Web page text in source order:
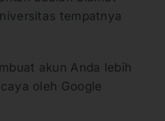
tempatnya
akun Anda lebih
oleh Google